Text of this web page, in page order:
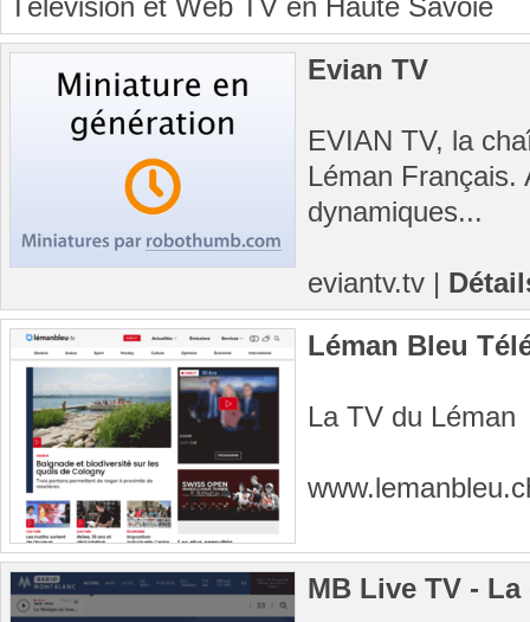
Télévision et Web TV en Haute Savoie
Evian TV
EVIAN TV, la
Léman Français.
dynamiques...
eviantv.tv |
Léman Bleu
La TV du Léman
MB Live TV -